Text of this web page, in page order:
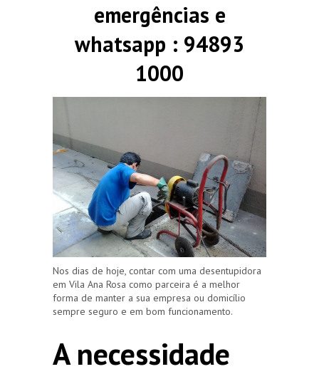
emergências e
whatsapp : 94893
1000
Nos dias de hoje, contar com uma desentupidora
em Vila Ana Rosa como parceira é a melhor
forma de manter a sua empresa ou domicílio
sempre seguro e em bom funcionamento.
A necessidade